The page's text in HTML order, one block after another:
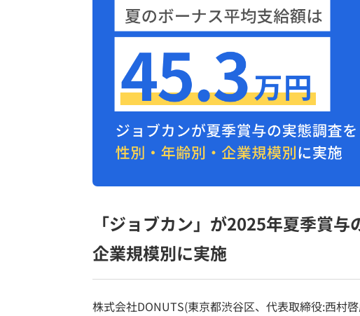
「ジョブカン」が2025年夏季賞
企業規模別に実施
株式会社DONUTS(東京都渋谷区、代表取締役:西村